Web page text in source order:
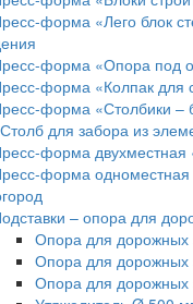
форма «Лего блок
форма «Опора под
форма «Колпак для
форма «Столбики –
для забора из
форма двухместная
форма одноместная
– опора для
Опора для
Опора для
Опора для